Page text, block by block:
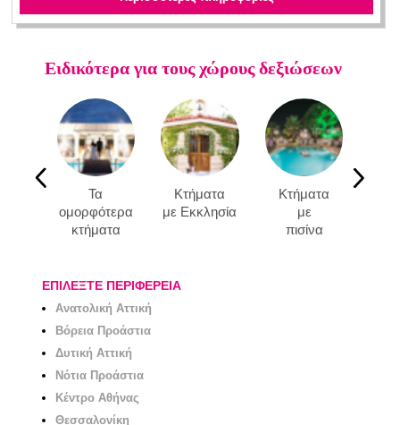
Ειδικότερα για τους χώρους δεξιώσεων
Τα
ομορφότερα
κτήματα
Κτήματα
με Εκκλησία
Κτήματα
με
πισίνα
ΕΠΙΛΕΞΤΕ ΠΕΡΙΦΕΡΕΙΑ
Ανατολική Αττική
Βόρεια Προάστια
Δυτική Αττική
Νότια Προάστια
Κέντρο Αθήνας
Θεσσαλονίκη